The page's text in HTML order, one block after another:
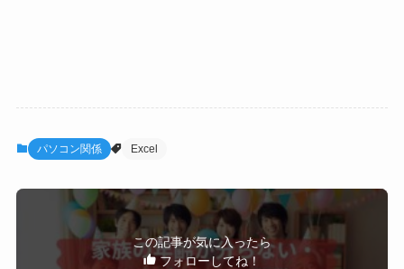
パソコン関係 Excel
この記事が気に入ったら
フォローしてね！